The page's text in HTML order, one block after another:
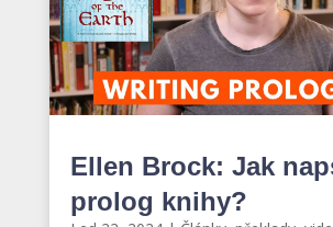
Ellen Brock: Jak
prolog knihy?